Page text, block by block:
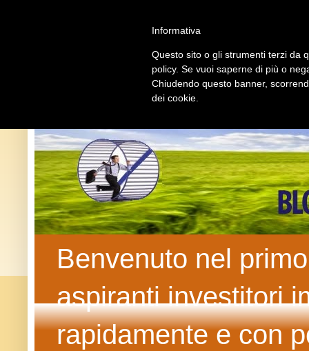
Benvenuto nel
aspiranti investitori
rapidamente e con
Informativa
Questo sito o gli strumenti terzi da
policy. Se vuoi saperne di più o
Chiudendo questo banner,
dei cookie.